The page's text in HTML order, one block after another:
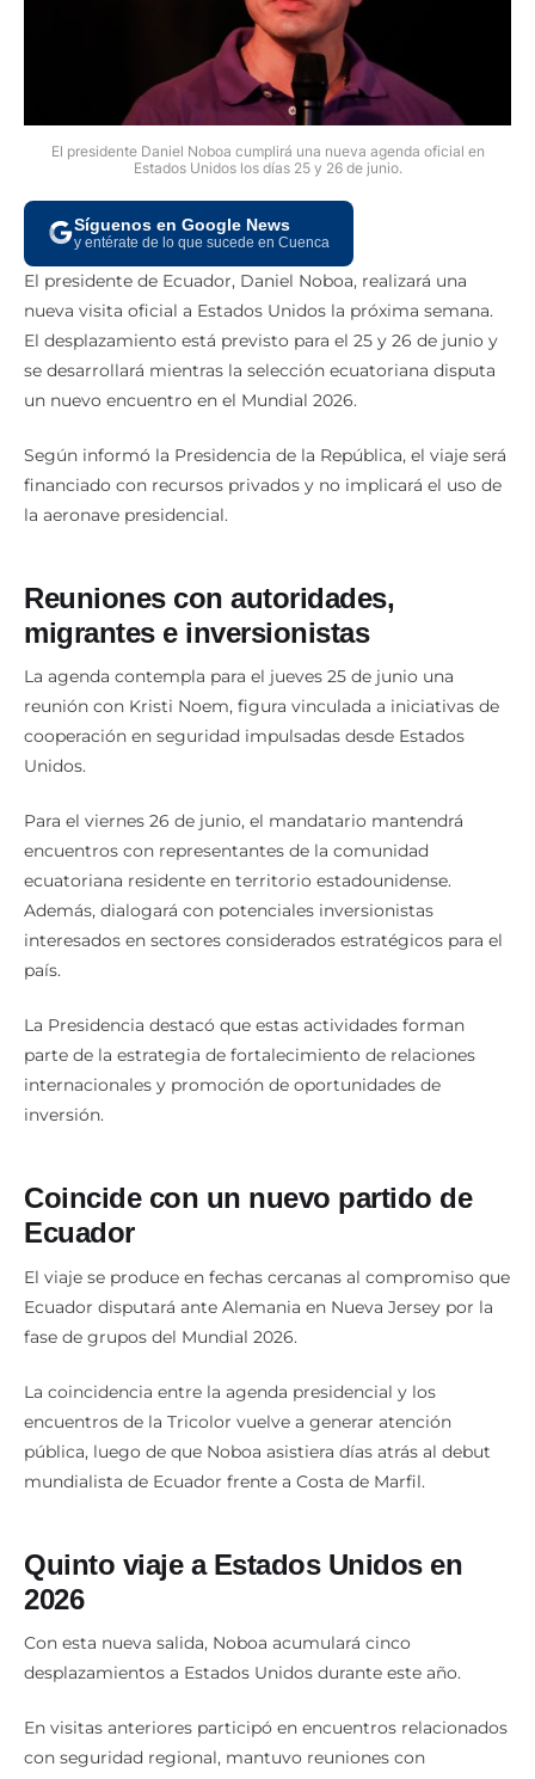
El presidente Daniel Noboa cumplirá una nueva agenda oficial en
Estados Unidos los días 25 y 26 de junio.
Síguenos en Google News
y entérate de lo que sucede en Cuenca
El presidente de Ecuador, Daniel Noboa, realizará una
nueva visita oficial a Estados Unidos la próxima semana.
El desplazamiento está previsto para el 25 y 26 de junio y
se desarrollará mientras la selección ecuatoriana disputa
un nuevo encuentro en el Mundial 2026.
Según informó la Presidencia de la República, el viaje será
financiado con recursos privados y no implicará el uso de
la aeronave presidencial.
Reuniones con autoridades,
migrantes e inversionistas
La agenda contempla para el jueves 25 de junio una
reunión con Kristi Noem, figura vinculada a iniciativas de
cooperación en seguridad impulsadas desde Estados
Unidos.
Para el viernes 26 de junio, el mandatario mantendrá
encuentros con representantes de la comunidad
ecuatoriana residente en territorio estadounidense.
Además, dialogará con potenciales inversionistas
interesados en sectores considerados estratégicos para el
país.
La Presidencia destacó que estas actividades forman
parte de la estrategia de fortalecimiento de relaciones
internacionales y promoción de oportunidades de
inversión.
Coincide con un nuevo partido de
Ecuador
El viaje se produce en fechas cercanas al compromiso que
Ecuador disputará ante Alemania en Nueva Jersey por la
fase de grupos del Mundial 2026.
La coincidencia entre la agenda presidencial y los
encuentros de la Tricolor vuelve a generar atención
pública, luego de que Noboa asistiera días atrás al debut
mundialista de Ecuador frente a Costa de Marfil.
Quinto viaje a Estados Unidos en
2026
Con esta nueva salida, Noboa acumulará cinco
desplazamientos a Estados Unidos durante este año.
En visitas anteriores participó en encuentros relacionados
con seguridad regional, mantuvo reuniones con